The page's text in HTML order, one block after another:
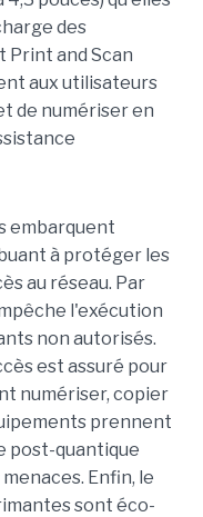
des
Print and Scan
aux utilisateurs
de numériser en
embarquent
à protéger les
au réseau. Par
l'exécution
non autorisés.
est assuré pour
numériser, copier
prennent
post-quantique
Enfin, le
sont éco-